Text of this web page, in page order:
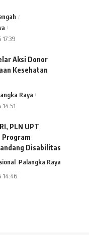
Aksi Donor
Kesehatan
Raya
PLN UPT
Program
Disabilitas
Palangka Raya
14:46